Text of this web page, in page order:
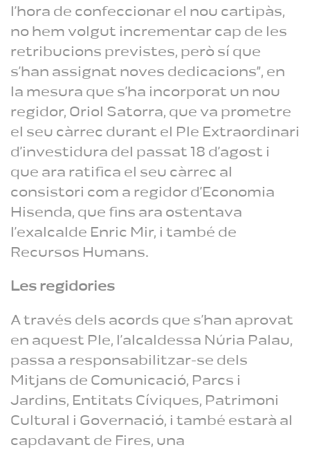
l’hora de confeccionar el nou cartipàs,
no hem volgut incrementar cap de les
retribucions previstes, però sí que
s’han assignat noves dedicacions”, en
la mesura que s’ha incorporat un nou
regidor, Oriol Satorra, que va prometre
el seu càrrec durant el Ple Extraordinari
d’investidura del passat 18 d’agost i
que ara ratifica el seu càrrec al
consistori com a regidor d’Economia
Hisenda, que fins ara ostentava
l’exalcalde Enric Mir, i també de
Recursos Humans.
Les regidories
A través dels acords que s’han aprovat
en aquest Ple, l’alcaldessa Núria Palau,
passa a responsabilitzar-se dels
Mitjans de Comunicació, Parcs i
Jardins, Entitats Cíviques, Patrimoni
Cultural i Governació, i també estarà al
capdavant de Fires, una